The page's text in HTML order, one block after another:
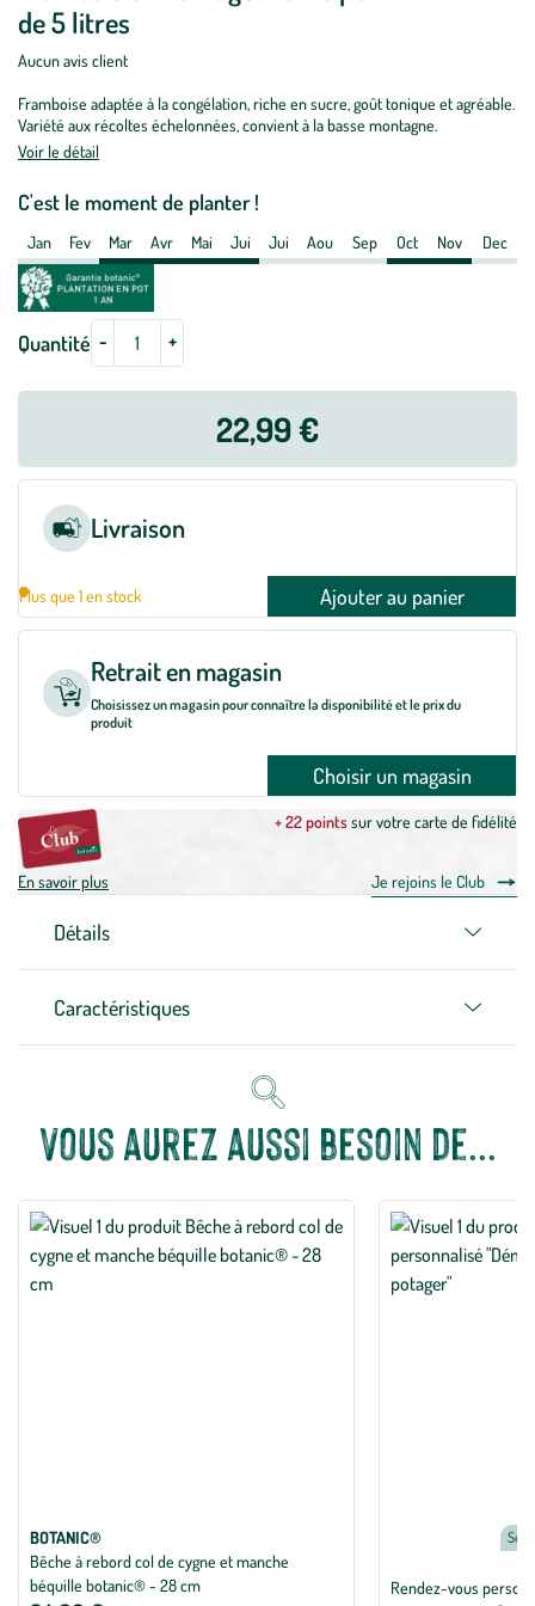
de 5 litres
Aucun avis client
Framboise adaptée à la congélation, riche en sucre, goût tonique et agréable.
Variété aux récoltes échelonnées, convient à la basse montagne.
Voir le détail
C'est le moment de planter !
Framboisier
Bio.
pot
litresJan Fev Mar Avr Mai Jui Jui Aou Sep Oct Nov Dec
Quantité - +
22,99 €
Livraison
Plus que 1 en stock Ajouter au panier
Retrait en magasin
Choisissez un magasin pour connaître la disponibilité et le prix du
produit
Choisir un magasin
+ 22 pointssur votre carte de fidélité
En savoir plus Je rejoins le Club
Détails
Caractéristiques
Vous aurez aussi besoin de...
BOTANIC®
Bêche à rebord col de cygne et manche
béquille botanic® - 28 cm
Rendez-vous